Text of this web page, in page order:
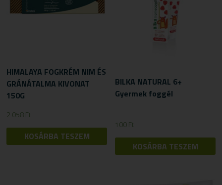
HIMALAYA FOGKRÉM NIM ÉS
GRÁNÁTALMA KIVONAT
150G
2 058Ft
KOSÁRBA TESZEM
BILKA NATURAL 6+
Gyermek foggél
100Ft
KOSÁRBA TESZEM